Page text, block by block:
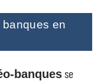
en
banquesse